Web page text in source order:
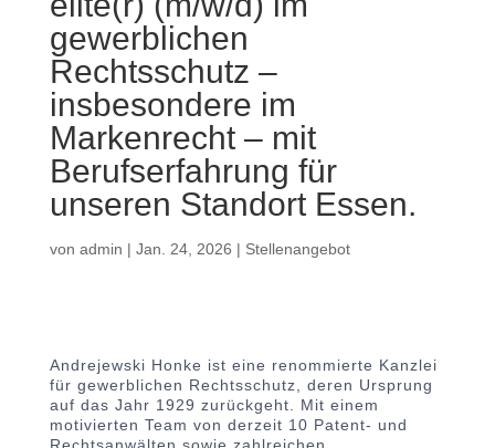
gewerblichen
Rechtsschutz –
insbesondere im
Markenrecht – mit
Berufserfahrung für
unseren Standort Essen.
von admin | Jan. 24, 2026 | Stellenangebot
Andrejewski Honke ist eine renommierte Kanzlei
für gewerblichen Rechtsschutz, deren Ursprung
auf das Jahr 1929 zurückgeht. Mit einem
motivierten Team von derzeit 10 Patent- und